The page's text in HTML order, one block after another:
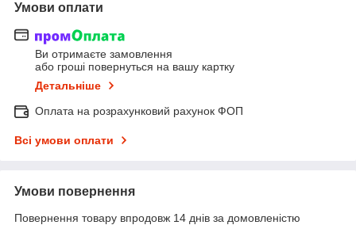
Умови оплати
Ви отримаєте замовлення
або гроші повернуться на вашу картку
Детальніше
Оплата на розрахунковий рахунок ФОП
Всі умови оплати
Умови повернення
Повернення товару впродовж 14 днів за домовленістю